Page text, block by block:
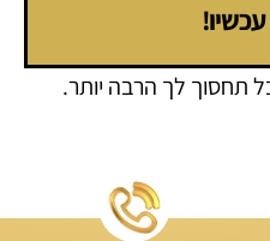
תחסוך לך הרבה יותר.